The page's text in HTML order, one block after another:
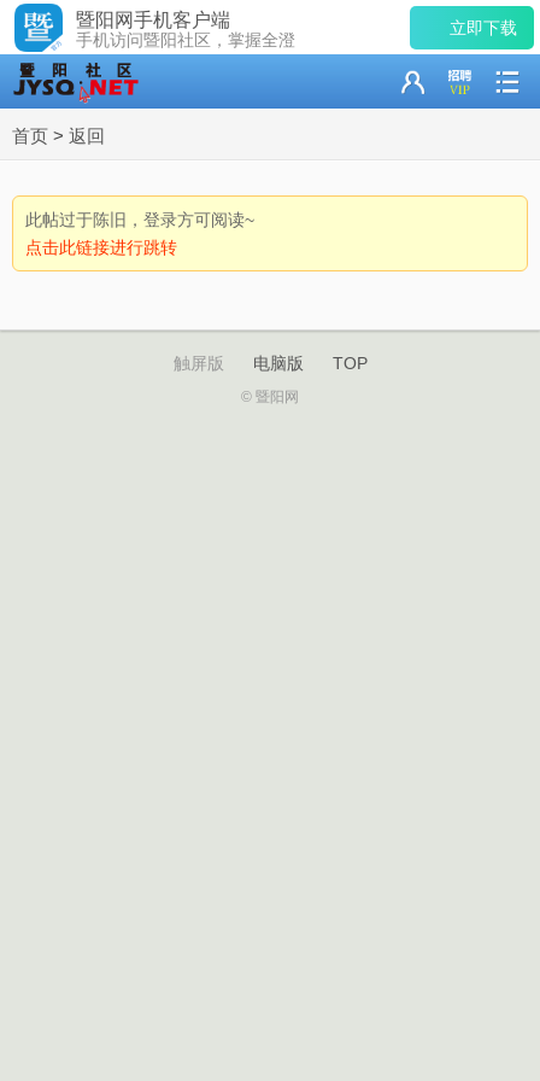
暨阳网手机客户端
手机访问暨阳社区，掌握全澄
立即下载
首页 > 返回
此帖过于陈旧，登录方可阅读~
点击此链接进行跳转
触屏版 电脑版 TOP
© 暨阳网